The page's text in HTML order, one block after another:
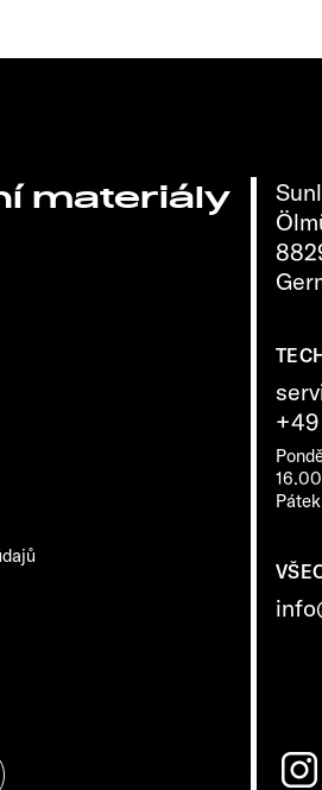
materiály